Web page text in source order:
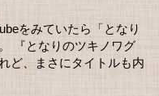
をみていたら「となり
『となりのツキノワグ
ど、まさにタイトルも内